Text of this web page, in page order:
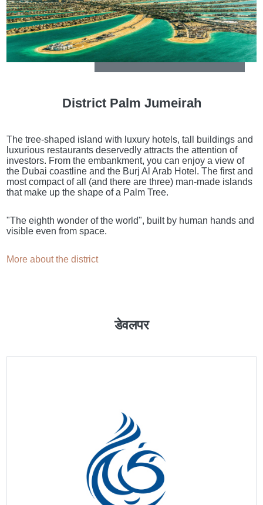
District Palm Jumeirah
The tree-shaped island with luxury hotels, tall buildings and
luxurious restaurants deservedly attracts the attention of
investors. From the embankment, you can enjoy a view of
the Dubai coastline and the Burj Al Arab Hotel. The first and
most compact of all (and there are three) man-made islands
that make up the shape of a Palm Tree.
"The eighth wonder of the world", built by human hands and
visible even from space.
More about the district
डेवलपर